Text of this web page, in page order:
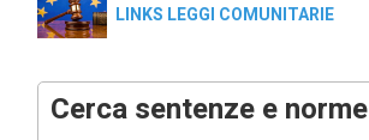
LINKS LEGGI COMUNITARIE
Cerca sentenze e norme